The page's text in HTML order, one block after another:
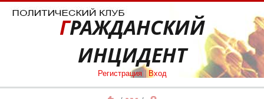
ГРАЖДАНСКИЙ
ИНЦИДЕНТ
Регистрация Вход